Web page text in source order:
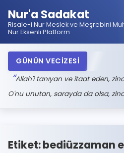
Nur'a Sadakat
Risale-i Nur Meslek ve Meşrebini
Nur Eksenli Platform
GÜNÜN VECİZESİ
Allah'i tanıyan ve itaat eden,
O'nu unutan, sarayda da olsa,
Etiket:bediüzzaman